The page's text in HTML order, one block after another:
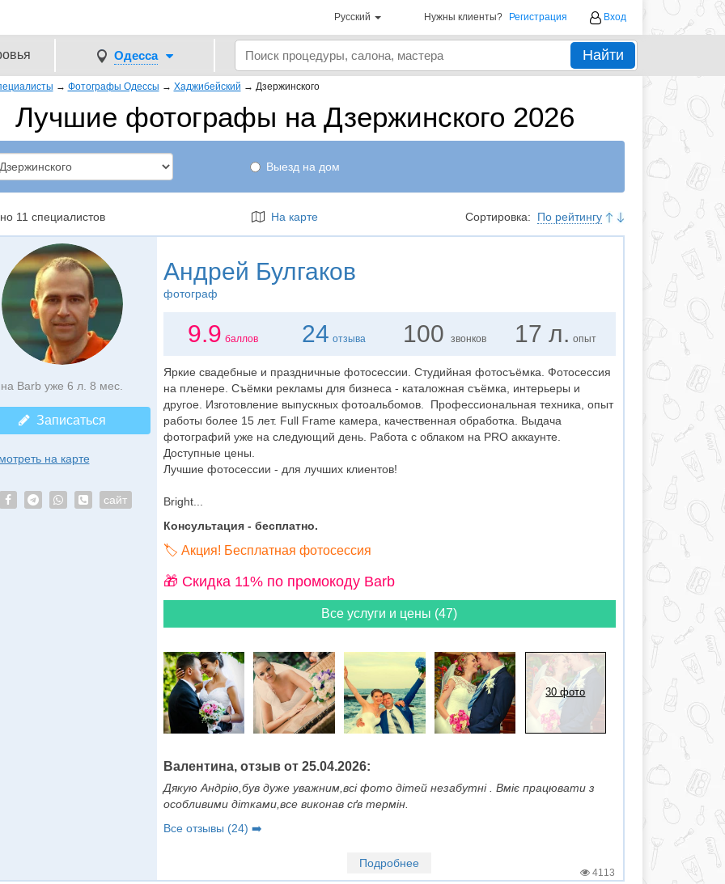
Русский Нужны клиенты? Регистрация Вход
Одесса Найти
→ Фотографы Одессы → Хаджибейский → Дзержинского
Лучшие фотографы на Дзержинского 2026
Выезд на дом
11 специалистов На карте Сортировка: По рейтингу
на Barb уже 6 л. 8 мес.
Записаться
на карте
сайт
Андрей Булгаков
фотограф
9.9 баллов 24 отзыва 100 звонков 17 л. опыт
Яркие свадебные и праздничные фотосессии. Студийная фотосъёмка. Фотосессия
на пленере. Съёмки рекламы для бизнеса - каталожная съёмка, интерьеры и
другое. Изготовление выпускных фотоальбомов. Профессиональная техника, опыт
работы более 15 лет. Full Frame камера, качественная обработка. Выдача
фотографий уже на следующий день. Работа с облаком на PRO аккаунте.
Доступные цены.
Лучшие фотосессии - для лучших клиентов!
Bright...
Консультация - бесплатно.
🏷️ Акция! Бесплатная фотосессия
🎁 Cкидка 11% по промокоду Barb
Все услуги и цены (47)
30 фото
Валентина, отзыв от 25.04.2026:
Дякую Андрію,був дуже уважним,всі фото дітей незабутні . Вміє працювати з
особливими дітками,все виконав сґв термін.
Все отзывы (24) ➡️
Подробнее
4113